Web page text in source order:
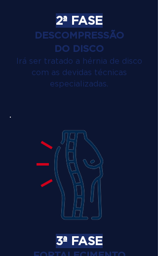
2ª FASE
DESCOMPRESSÃO
DO DISCO
Irá ser tratado a hérnia de disco
com as devidas técnicas
especializadas.
3ª FASE